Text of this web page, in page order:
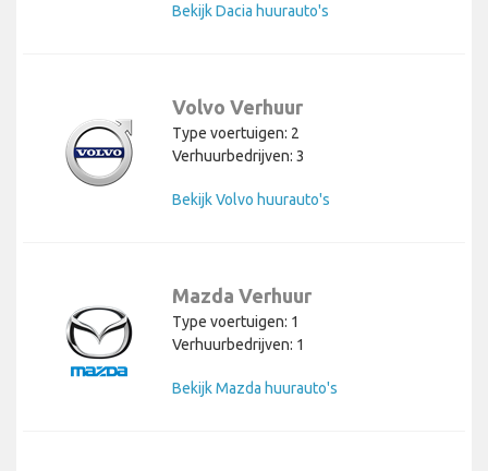
Bekijk Dacia huurauto's
Volvo Verhuur
Type voertuigen: 2
Verhuurbedrijven: 3
Bekijk Volvo huurauto's
Mazda Verhuur
Type voertuigen: 1
Verhuurbedrijven: 1
Bekijk Mazda huurauto's